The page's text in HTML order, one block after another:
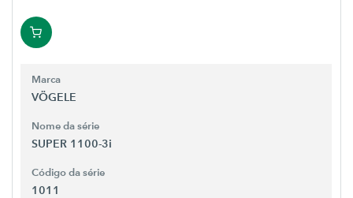
Marca
VÖGELE
Nome da série
SUPER 1100-3i
Código da série
1011